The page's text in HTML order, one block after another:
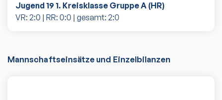
Jugend 19 1. Kreisklasse Gruppe A (HR)
VR: 2:0 | RR: 0:0 | gesamt: 2:0
Mannschaftseinsätze und Einzelbilanzen